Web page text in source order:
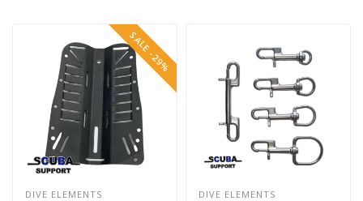
SALE -29%
DIVE ELEMENTS DIVE ELEMENTS